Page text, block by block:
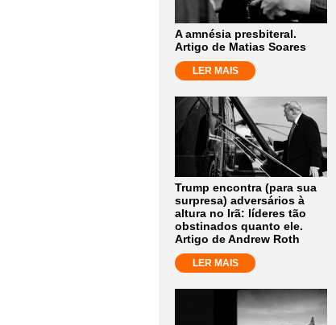
A amnésia presbiteral.
Artigo de Matias Soares
LER MAIS
Trump encontra (para sua
surpresa) adversários à
altura no Irã: líderes tão
obstinados quanto ele.
Artigo de Andrew Roth
LER MAIS